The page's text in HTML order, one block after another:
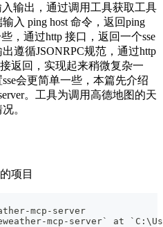
入输出，通过调用工具获取工具
入 ping host 命令，返回ping
，通过http 接口，返回一个sse
遵循JSONRPC规范，通过http
返回，实现起来稍微复杂一
会更简单一些，本篇先介绍
。工具为调用高德地图的天
。
项目
mcp-server
mcp-server` at